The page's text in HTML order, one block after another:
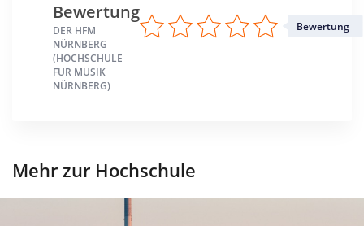
Bewertung
DER HFM
NÜRNBERG
(HOCHSCHULE
FÜR MUSIK
NÜRNBERG)
Bewertung
Mehr zur Hochschule